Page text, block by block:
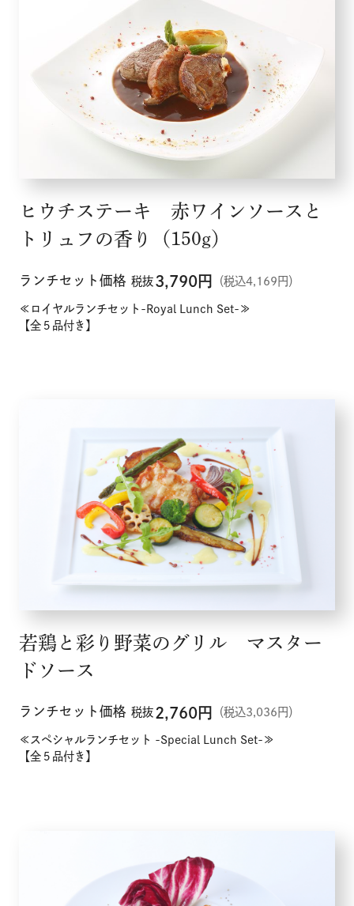
ヒウチステーキ 赤ワインソースと
トリュフの香り（150g）
ランチセット価格 税抜 3,790円 （税込4,169円）
≪ロイヤルランチセット-Royal Lunch Set-≫
【全５品付き】
若鶏と彩り野菜のグリル マスター
ドソース
ランチセット価格 税抜 2,760円 （税込3,036円）
≪スペシャルランチセット -Special Lunch Set-≫
【全５品付き】